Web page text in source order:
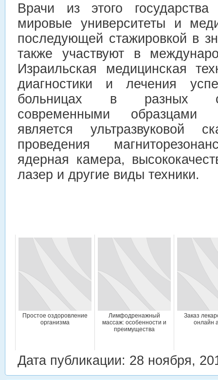
Врачи из этого
мировые университеты и
последующей стажировкой в
также участвуют в
Израильская медицинская
диагностики и лечения
больницах в разных
современными образцами
является ультразвуковой
проведения
ядерная камера,
лазер и другие виды техники.
Простое оздоровление
организма
Лимфодренажный
массаж: особенности и
преимущества
Заказ
онлайн
Дата публикации: 28 ноября,